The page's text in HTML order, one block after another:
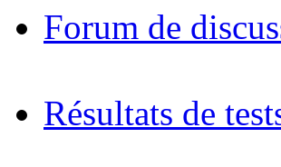
Forum de
Résultats de